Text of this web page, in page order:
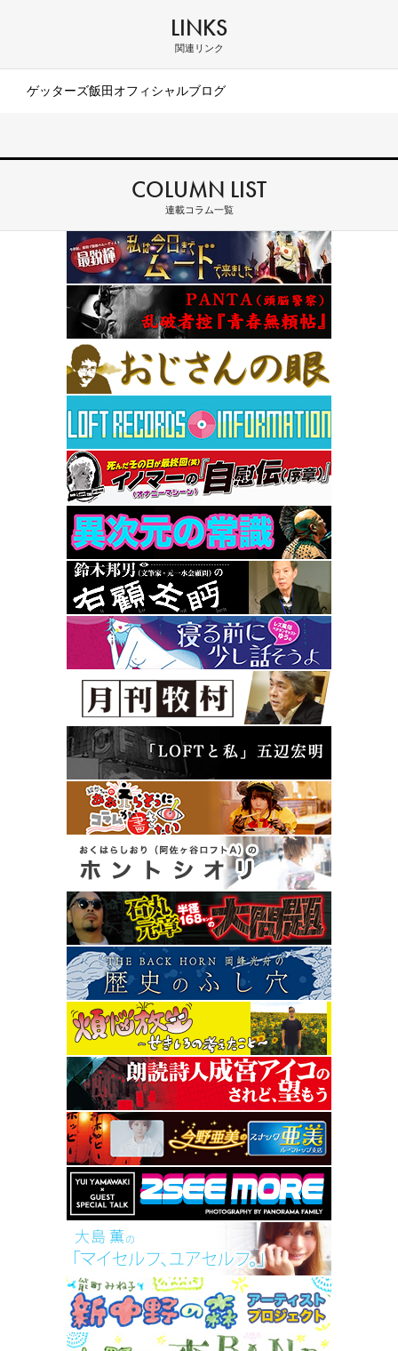
LINKS
関連リンク
ゲッターズ飯田オフィシャルブログ
COLUMN LIST
連載コラム一覧